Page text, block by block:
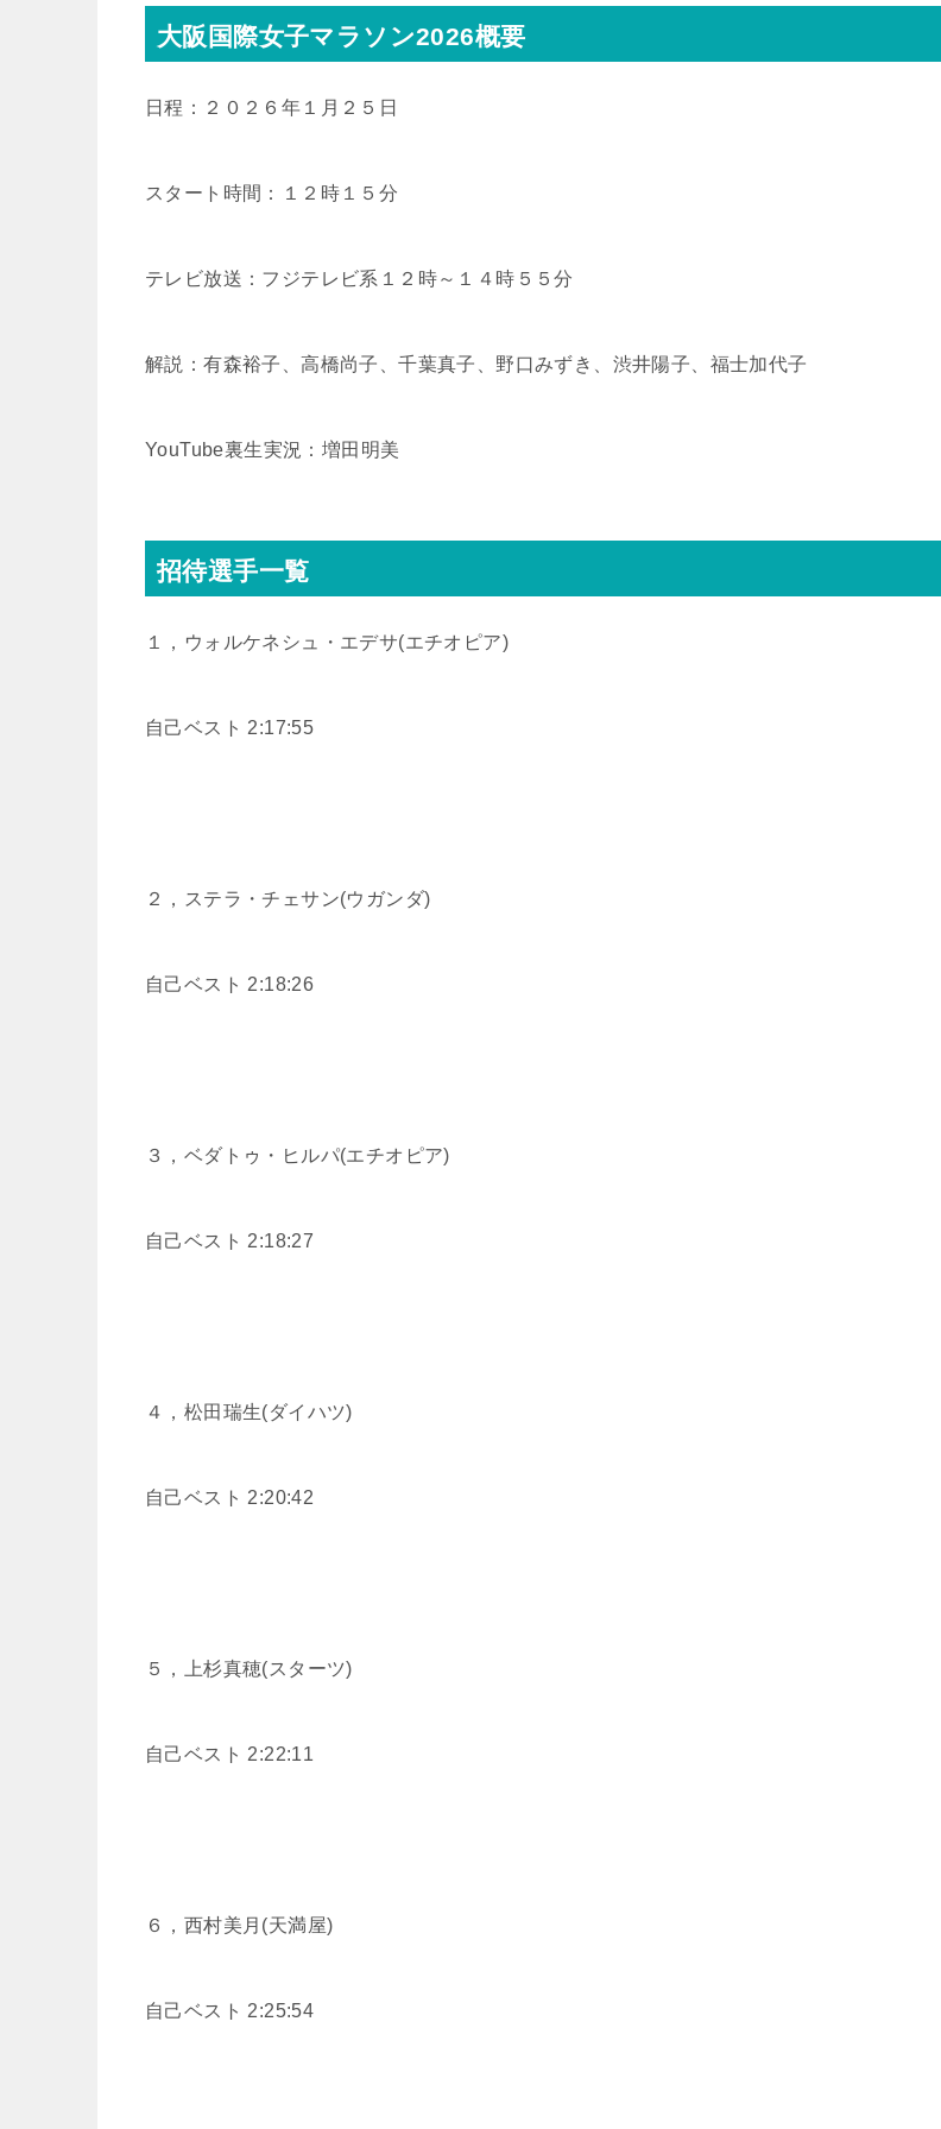
大阪国際女子マラソン2026概要
日程：２０２６年１月２５日
スタート時間：１２時１５分
テレビ放送：フジテレビ系１２時～１４時５５分
解説：有森裕子、高橋尚子、千葉真子、野口みずき、渋井陽子、福士加代子
YouTube裏生実況：増田明美
招待選手一覧
１，ウォルケネシュ・エデサ(エチオピア)
自己ベスト 2:17:55
２，ステラ・チェサン(ウガンダ)
自己ベスト 2:18:26
３，ベダトゥ・ヒルパ(エチオピア)
自己ベスト 2:18:27
４，松田瑞生(ダイハツ)
自己ベスト 2:20:42
５， 上杉真穂(スターツ)
自己ベスト 2:22:11
６， 西村美月(天満屋)
自己ベスト 2:25:54